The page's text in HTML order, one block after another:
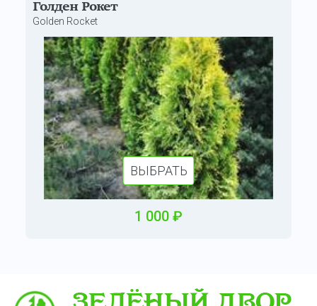
Голден Рокет
Golden Rocket
ВЫБРАТЬ
1 000 ₽